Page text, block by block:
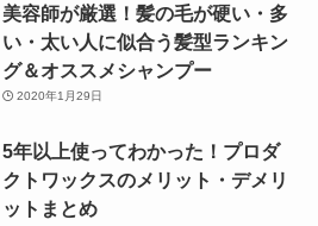
美容師が厳選！髪の毛が硬い・多
い・太い人に似合う髪型ランキン
グ＆オススメシャンプー
2020年1月29日
5年以上使ってわかった！プロダ
クトワックスのメリット・デメリ
ットまとめ